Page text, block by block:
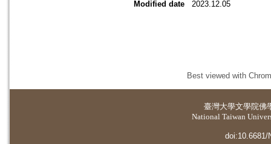
Modified date
2023.12.05
Best viewed with
臺灣大學文學院佛
National Taiwan
doi:10.6681/